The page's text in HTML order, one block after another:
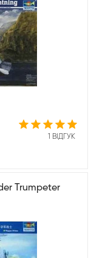
1 ВІДГУК
Trumpeter